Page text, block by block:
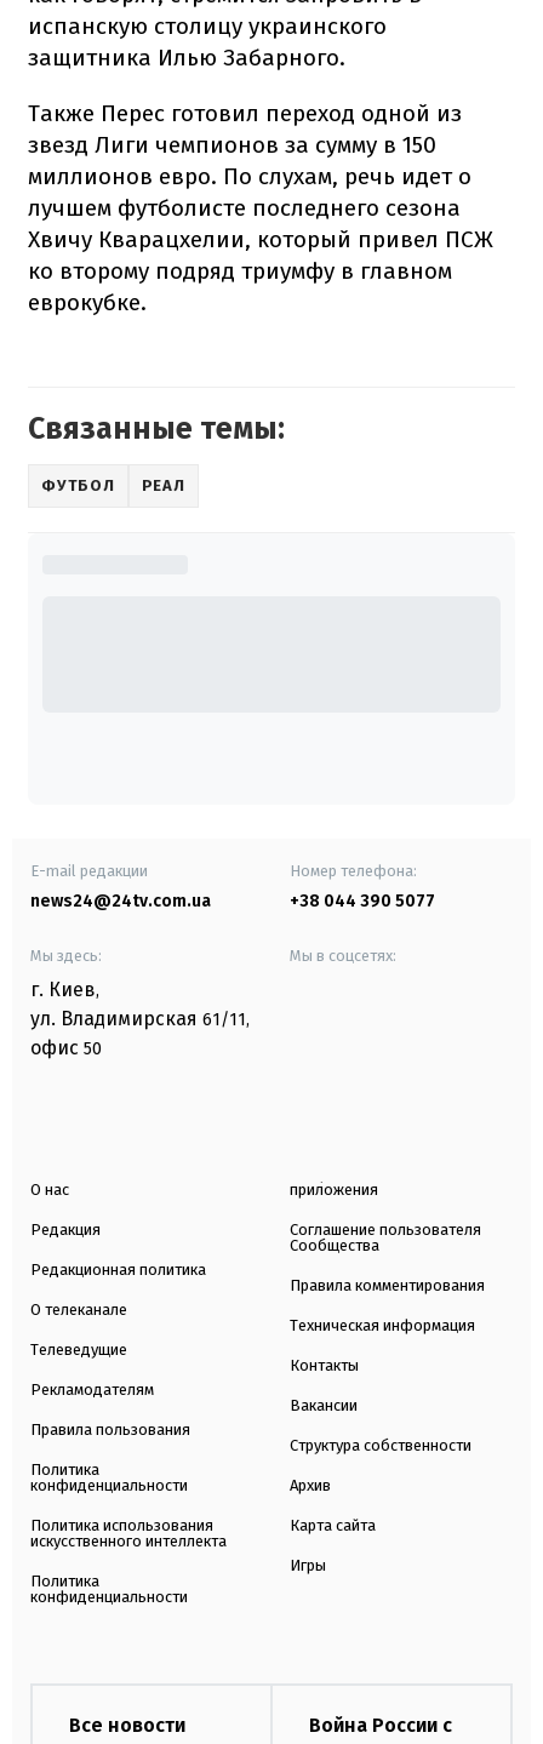
испанскую столицу украинского
защитника Илью Забарного.
Также Перес готовил переход одной из
звезд Лиги чемпионов за сумму в 150
миллионов евро. По слухам, речь идет о
лучшем футболисте последнего сезона
Хвичу Кварацхелии, который привел ПСЖ
ко второму подряд триумфу в главном
еврокубке.
Связанные темы:
ФУТБОЛ РЕАЛ
E-mail редакции
news24@24tv.com.ua
Номер телефона:
+38 044 390 5077
Мы здесь:
г. Киев,
ул. Владимирская 61/11,
офис 50
Мы в соцсетях:
О нас
Редакция
Редакционная политика
О телеканале
Телеведущие
Рекламодателям
Правила пользования
Политика
конфиденциальности
Политика использования
искусственного интеллекта
Политика
конфиденциальности
приложения
Соглашение пользователя
Сообщества
Правила комментирования
Техническая информация
Контакты
Вакансии
Структура собственности
Архив
Карта сайта
Игры
Все новости
Война России с